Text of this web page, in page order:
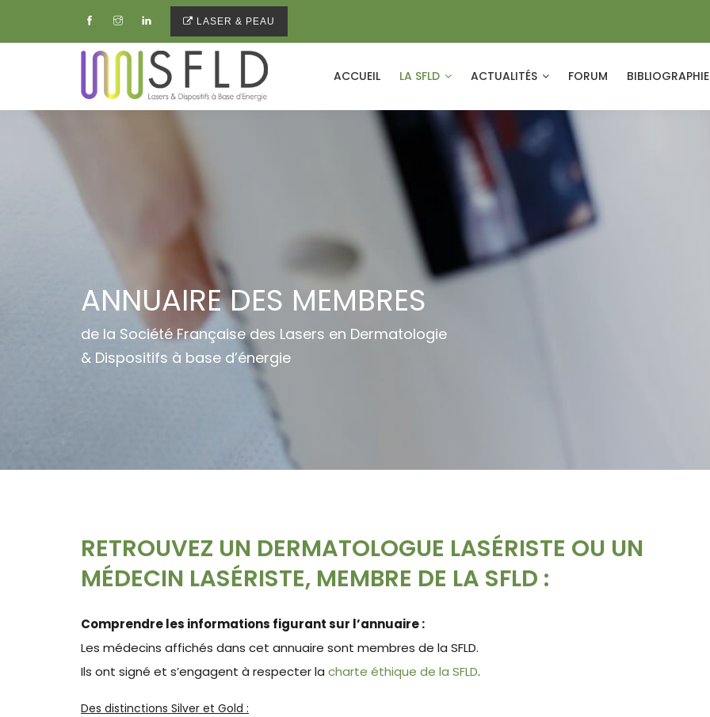
LASER & PEAU
ACCUEIL LA SFLD ACTUALITÉS FORUM BIBLIOGRAPHIE
ANNUAIRE DES MEMBRES
de la Société Française des Lasers en Dermatologie
& Dispositifs à base d’énergie
RETROUVEZ UN DERMATOLOGUE LASÉRISTE OU UN
MÉDECIN LASÉRISTE, MEMBRE DE LA SFLD :
Comprendre les informations figurant sur l’annuaire :
Les médecins affichés dans cet annuaire sont membres de la SFLD.
Ils ont signé et s’engagent à respecter la charte éthique de la SFLD.
Des distinctions Silver et Gold :